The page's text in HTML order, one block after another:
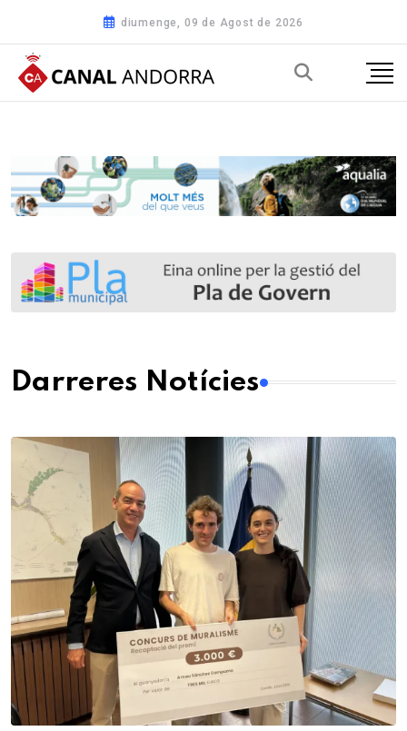
diumenge, 09 de Agost de 2026
Darreres Notícies